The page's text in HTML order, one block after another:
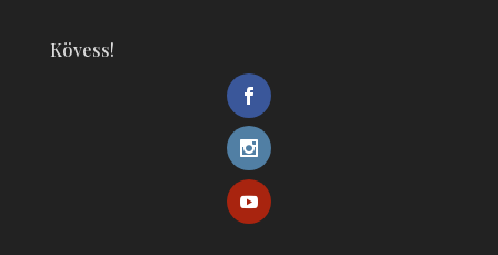
Kövess!